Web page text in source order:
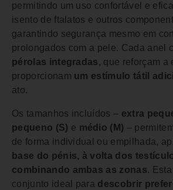
permitindo um uso confortável e
isento de ftalatos e outros
garantindo segurança mesmo em
prolongados com a pele. Cada anel
pérolas integradas , que reforçam a
proporcionam um estímulo tátil
ato.
Os tamanhos incluídos – extra
pequeno (S) e médio (M) –
de forma individual ou empilhada,
base do pénis, à volta dos
combinando ambas as zonas.
conjunto ideal para descobrir